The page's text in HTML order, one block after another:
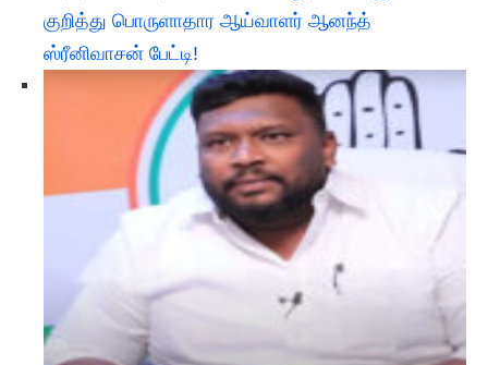
குறித்து பொருளாதார ஆய்வாளர் ஆனந்த்
ஸ்ரீனிவாசன் பேட்டி!